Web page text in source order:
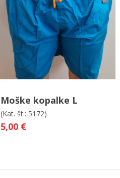
V košarico Hitri ogled
Moške kopalke L
(Kat. št.: 5172)
5,00 €